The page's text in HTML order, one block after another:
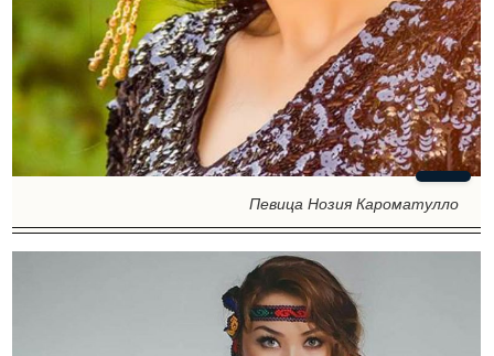
Певица Нозия Кароматулло